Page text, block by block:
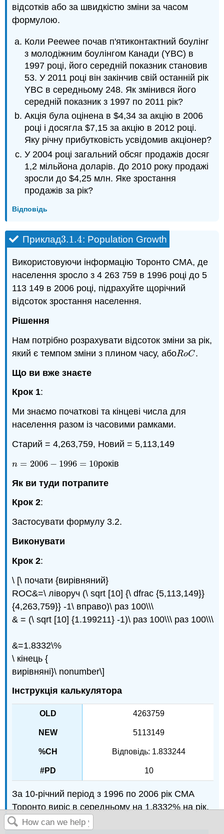
відсотків або за швидкістю зміни за часом
формулою.
Коли Peewee почав п'ятиконтактний боулінг
з молодіжним боулінгом Канади (YBC) в
1997 році, його середній показник становив
53. У 2011 році він закінчив свій останній рік
YBC в середньому 248. Як змінився його
середній показник з 1997 по 2011 рік?
Акція була оцінена в $4,34 за акцію в 2006
році і досягла $7,15 за акцію в 2012 році.
Яку річну прибутковість усвідомив акціонер?
У 2004 році загальний обсяг продажів досяг
1,2 мільйона доларів. До 2010 року продажі
зросли до $4,25 млн. Яке зростання
продажів за рік?
Відповідь
Приклад3.1.4
3.1.4: Population Growth
Використовуючи інформацію Торонто CMA, де
населення зросло з 4 263 759 в 1996 році до 5
113 149 в 2006 році, підрахуйте щорічний
відсоток зростання населення.
Рішення
Нам потрібно розрахувати відсоток зміни за рік,
який є темпом зміни з плином часу, абоRoC
RoC.
Що ви вже знаєте
Крок 1:
Ми знаємо початкові та кінцеві числа для
населення разом із часовими рамками.
Старий = 4,263,759, Новий = 5,113,149
n = 2006 − 1996 = 10
n=2006− 1996=10
років
Як ви туди потрапите
Крок 2:
Застосувати формулу 3.2.
Виконувати
Крок 2:
\ [\ почати {вирівняний}
ROC&=\ ліворуч (\ sqrt [10] {\ dfrac {5,113,149}}
{4,263,759}} -1\ вправо)\ раз 100\\\
& = (\ sqrt [10] {1.199211} -1)\ раз 100\\\ раз 100\\\
&=1.8332\%
\ кінець {
вирівняні}\ nonumber\]
Інструкція калькулятора
4263759
5113149
Відповідь: 1.833244
10
За 10-річний період з 1996 по 2006 рік CMA
Торонто виріс в середньому на 1.8332% на рік.